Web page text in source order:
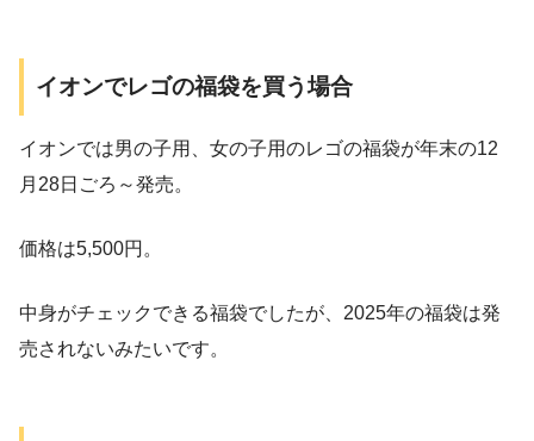
イオンでレゴの福袋を買う場合
イオンでは男の子用、女の子用のレゴの福袋が年末の12
月28日ごろ～発売。
価格は5,500円。
中身がチェックできる福袋でしたが、2025年の福袋は発
売されないみたいです。